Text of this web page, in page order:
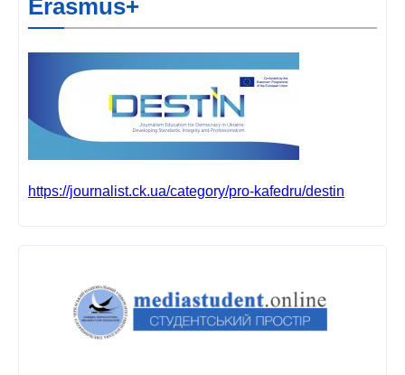
Erasmus+
https://journalist.ck.ua/category/pro-kafedru/destin